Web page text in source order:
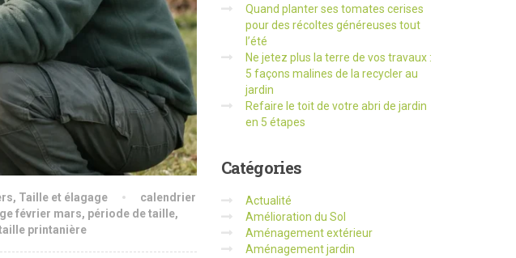
, Taille et élagage
calendrier
février mars, période de taille,
printanière
Quand planter ses tomates cerises
pour des récoltes généreuses tout
l’été
Ne jetez plus la terre de vos travaux :
5 façons malines de la recycler au
jardin
Refaire le toit de votre abri de jardin
en 5 étapes
Catégories
Actualité
Amélioration du Sol
Aménagement extérieur
Aménagement jardin